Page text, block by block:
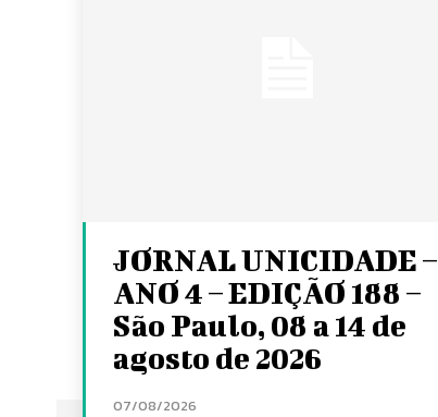
JORNAL UNICIDADE –
ANO 4 – EDIÇÃO 188 –
São Paulo, 08 a 14 de
agosto de 2026
07/08/2026